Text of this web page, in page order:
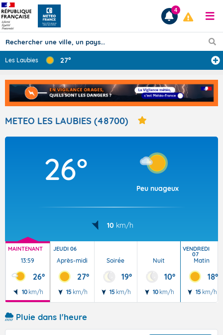
Prévisions
TOUS LES RÉSULTATS
Articles
4
Les Laubies 27°
METEO LES LAUBIES (48700)
26°
Peu nuageux
10 km/h
MAINTENANT
13:59
26°
10 km/h
JEUDI 06
Après-midi
27°
15 km/h
Soirée
19°
15 km/h
Nuit
10°
10 km/h
VENDREDI
07
Matin
18°
15 km/h
Pluie dans l'heure